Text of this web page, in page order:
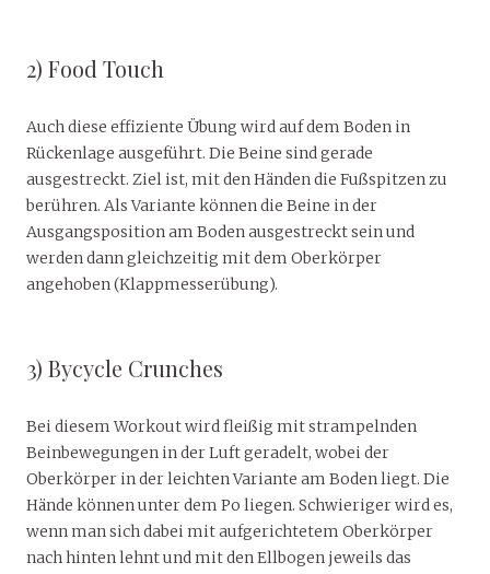
2) Food Touch
Auch diese effiziente Übung wird auf dem Boden in
Rückenlage ausgeführt. Die Beine sind gerade
ausgestreckt. Ziel ist, mit den Händen die Fußspitzen zu
berühren. Als Variante können die Beine in der
Ausgangsposition am Boden ausgestreckt sein und
werden dann gleichzeitig mit dem Oberkörper
angehoben (Klappmesserübung).
3) Bycycle Crunches
Bei diesem Workout wird fleißig mit strampelnden
Beinbewegungen in der Luft geradelt, wobei der
Oberkörper in der leichten Variante am Boden liegt. Die
Hände können unter dem Po liegen. Schwieriger wird es,
wenn man sich dabei mit aufgerichtetem Oberkörper
nach hinten lehnt und mit den Ellbogen jeweils das